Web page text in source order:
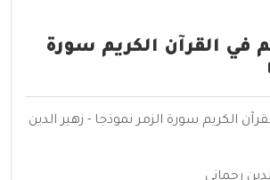
في القرآن الكريم سورة
الكريم سورة الزمر نموذجا - زهير الدين